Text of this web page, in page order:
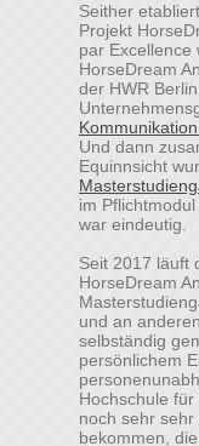
Seither
Projekt
par Excellence
HorseDream
der HWR
Und dann
Equinnsicht
im
war eindeutig.
Seit 2017 läuft
HorseDream
und an
selbständig
persönlichem
Hochschule
noch sehr
bekommen,